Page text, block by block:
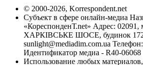
© 2000-2026, Korrespondent.net
Субъект в сфере онлайн-медиа
«КореспонденТ.net» Адрес: 02091,
ХАРКІВСЬКЕ ШОСЕ, будинок 172-
sunlight@mediadim.com.ua
Идентификатор медиа - R40-06068
Использование любых